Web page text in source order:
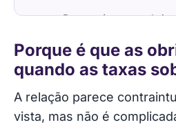
Porque é que as
O que muda quando
O que é, afinal, a
Porque é que as
quando as taxas
A relação parece
vista, mas não é